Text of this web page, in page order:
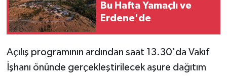
Bu Hafta Yamaçlı ve
Erdene'de
Açılış programının ardından saat 13.30'da Vakıf
İşhanı önünde gerçekleştirilecek aşure dağıtım